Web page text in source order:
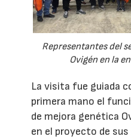
Representantes del
Ovigén en la
La visita fue guiada
primera mano el
de mejora genética
en el proyecto de